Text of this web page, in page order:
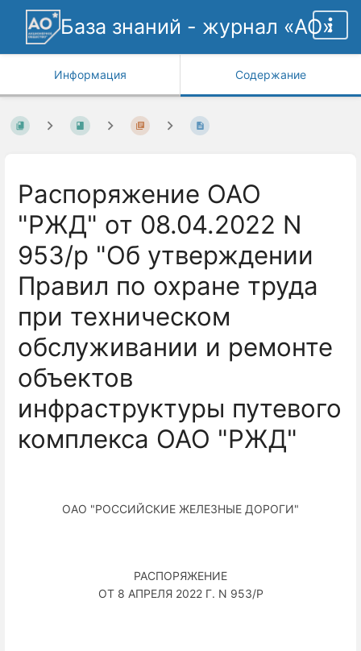
База знаний - журнал «АО»
Информация Содержание
Распоряжение ОАО
"РЖД" от 08.04.2022 N
953/р "Об утверждении
Правил по охране труда
при техническом
обслуживании и ремонте
объектов
инфраструктуры путевого
комплекса ОАО "РЖД"
ОАО "РОССИЙСКИЕ ЖЕЛЕЗНЫЕ ДОРОГИ"
РАСПОРЯЖЕНИЕ
ОТ 8 АПРЕЛЯ 2022 Г. N 953/Р